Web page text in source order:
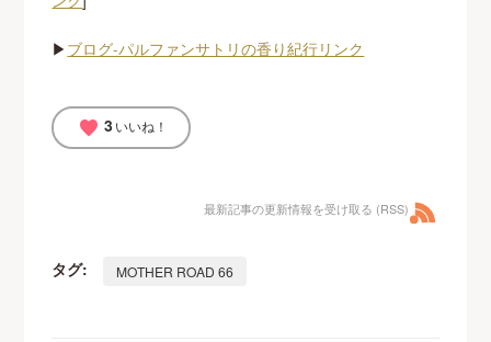
▶ ブログ-パルファンサトリの香り紀行リンク
favorite 3いいね！
最新記事の更新情報を受け取る (RSS)
タグ: MOTHER ROAD 66